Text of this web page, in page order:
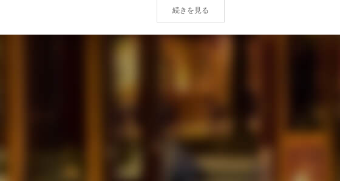
続きを見る